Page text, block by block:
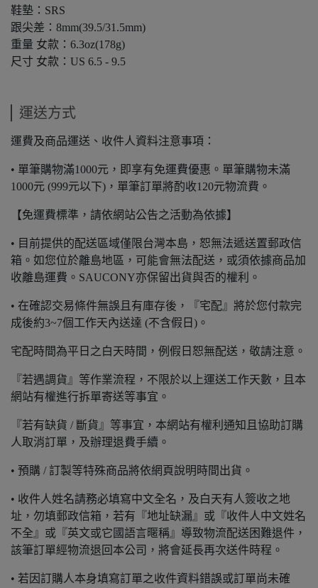
鞋墊：SRS
跟尖差：8mm(39.5/31.5mm)
重量 女款：6.3oz(178g)
尺寸 女款：US 6.5 - 9.5
運送方式
運費及商品運送、收件人資料注意事項：
• 單筆購物滿1000元，即享有免運費優惠。單筆購物未滿
1000元 (999元以下)，單筆訂單將酌收120元物流費。
【免運費標準，請依網站公告之活動為依據】
• 目前提供的配送區域僅限台灣本島，恕無法遞送置郵政信
箱。如您位於離島地區，可能會無法配送，或須依據商品加
收離島運費。SAUCONY亦保留出貨與否的權利。
• 在確認交易條件無誤且有庫存後，『宅配』將於您付款完
成後約3~7個工作天內送達 (不含假日)。
宅配時間為平日之白天時間，例假日恕無配送，敬請注意。
『若遇調貨』等作業流程，不限於以上運送工作天數，且本
網站有權進行拆單寄送等事宜。
『若有缺貨 / 斷貨』等事宜，本網站有權利通知且協助訂購
人取消訂單，及辦理退費手續。
• 預購 / 訂製等特殊商品將依網頁說明時間出貨。
• 收件人姓名請務必填寫中文全名，及白天有人簽收之地
址，勿填郵政信箱，若有『地址缺漏』或『收件人中文姓名
不全』或『英文或它國語言暱稱』導致物流配送困難退件，
該筆訂單經物流退回本公司，將會延長再次送件時程。
• 若因訂購人本身填寫訂單之收件資料錯誤或訂單尚未確